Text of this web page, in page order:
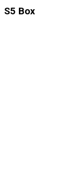
S5 Box